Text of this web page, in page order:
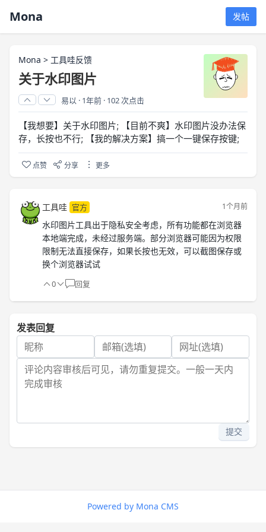
Mona 发帖
Mona > 工具哇反馈
关于水印图片
易以 · 1年前 · 102 次点击
【我想要】关于水印图片; 【目前不爽】水印图片没办法保
存，长按也不行; 【我的解决方案】搞一个一键保存按键;
点赞 分享 更多
工具哇 官方
1个月前
水印图片工具出于隐私安全考虑，所有功能都在浏览器
本地端完成，未经过服务端。部分浏览器可能因为权限
限制无法直接保存，如果长按也无效，可以截图保存或
换个浏览器试试
0 回复
发表回复
提交
Powered by Mona CMS